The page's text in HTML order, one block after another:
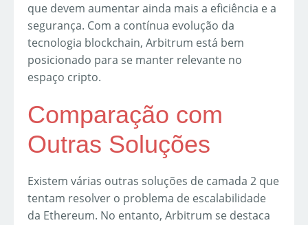
que devem aumentar ainda mais a eficiência e a
segurança. Com a contínua evolução da
tecnologia blockchain, Arbitrum está bem
posicionado para se manter relevante no
espaço cripto.
Comparação com
Outras Soluções
Existem várias outras soluções de camada 2 que
tentam resolver o problema de escalabilidade
da Ethereum. No entanto, Arbitrum se destaca